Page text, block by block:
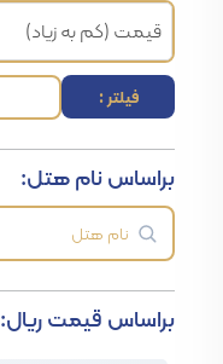
فیلتر :
براساس نام هتل:
براساس قیمت ریال: